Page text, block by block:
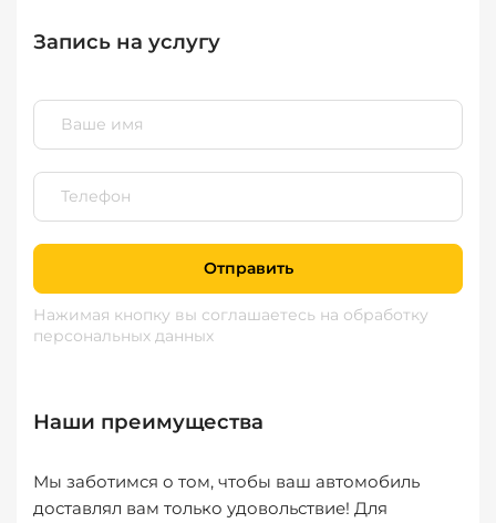
Запись на услугу
Отправить
Нажимая кнопку вы соглашаетесь на обработку
персональных данных
Наши преимущества
Мы заботимся о том, чтобы ваш автомобиль
доставлял вам только удовольствие! Для